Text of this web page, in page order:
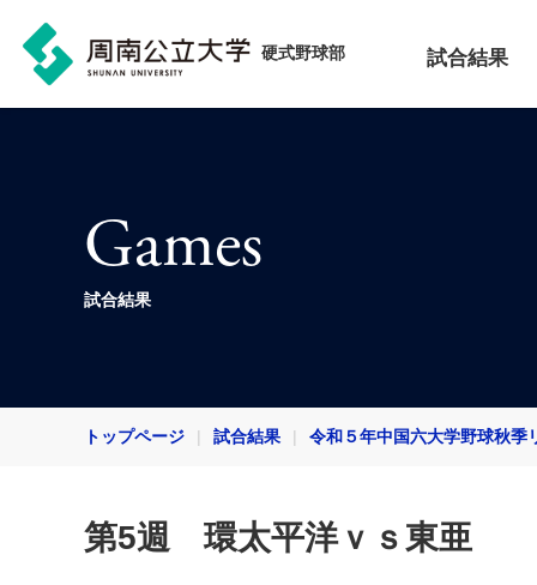
硬式野球部 試合結果
Games
試合結果
トップページ 試合結果 令和５年中国六大学野球秋季
第5週 環太平洋ｖｓ東亜